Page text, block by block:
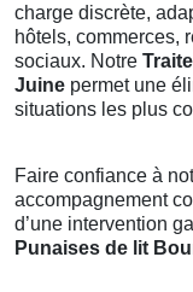
charge discrète,
hôtels, commerces,
sociaux. Notre
Juine permet une
situations les plus
Faire confiance à
accompagnement
d’une intervention
Punaises de lit